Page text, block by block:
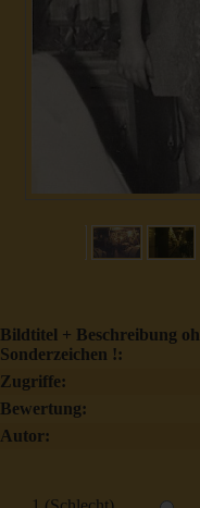
Bildtitel + Beschreibung
Sonderzeichen !:
Zugriffe:
Bewertung:
Autor: